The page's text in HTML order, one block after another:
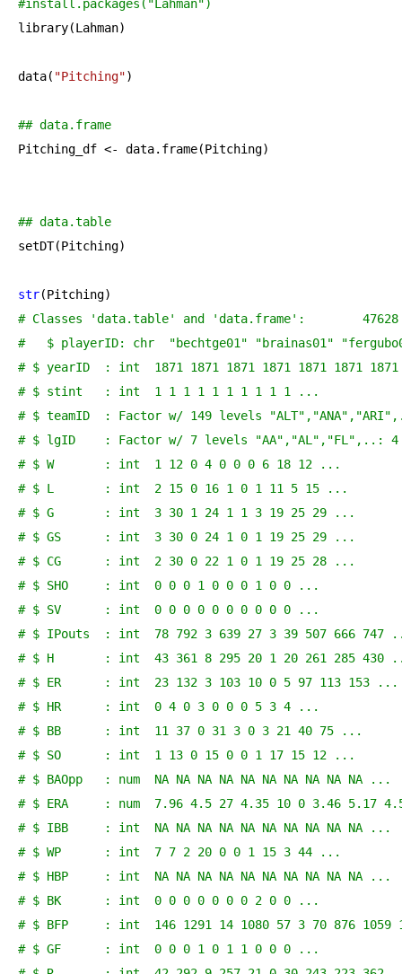
#install.packages("Lahman")
library(Lahman)
data( "Pitching")
## data.frame
Pitching_df <- data.frame(Pitching)
## data.table
setDT(Pitching)
str
# Classes
#   $ playerID: chr  "bechtge01" "brainas01"
# $ yearID  : int  1871 1871 1871 1871 1871 1871
# $ stint   : int  1 1 1 1 1 1 1 1 1 1 ...
# $ teamID  : Factor w/ 149 levels
# $ lgID    : Factor w/ 7 levels "AA","AL","FL",..:
# $ W       : int  1 12 0 4 0 0 0 6 18 12 ...
# $ L       : int  2 15 0 16 1 0 1 11 5 15 ...
# $ G       : int  3 30 1 24 1 1 3 19 25 29 ...
# $ GS      : int  3 30 0 24 1 0 1 19 25 29 ...
# $ CG      : int  2 30 0 22 1 0 1 19 25 28 ...
# $ SHO     : int  0 0 0 1 0 0 0 1 0 0 ...
# $ SV      : int  0 0 0 0 0 0 0 0 0 0 ...
# $ IPouts  : int  78 792 3 639 27 3 39 507 666 747
# $ H       : int  43 361 8 295 20 1 20 261 285 430
# $ ER      : int  23 132 3 103 10 0 5 97 113 153 ...
# $ HR      : int  0 4 0 3 0 0 0 5 3 4 ...
# $ BB      : int  11 37 0 31 3 0 3 21 40 75 ...
# $ SO      : int  1 13 0 15 0 0 1 17 15 12 ...
# $ BAOpp   : num  NA NA NA NA NA NA NA NA NA NA ...
# $ ERA     : num  7.96 4.5 27 4.35 10 0 3.46 5.17
# $ IBB     : int  NA NA NA NA NA NA NA NA NA NA ...
# $ WP      : int  7 7 2 20 0 0 1 15 3 44 ...
# $ HBP     : int  NA NA NA NA NA NA NA NA NA NA ...
# $ BK      : int  0 0 0 0 0 0 0 2 0 0 ...
# $ BFP     : int  146 1291 14 1080 57 3 70 876 1059
# $ GF      : int  0 0 0 1 0 1 1 0 0 0 ...